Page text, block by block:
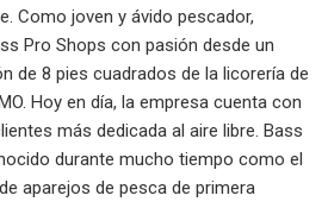
Como joven y ávido pescador,
Pro Shops con pasión desde un
de 8 pies cuadrados de la licorería de
Hoy en día, la empresa cuenta con
más dedicada al aire libre. Bass
durante mucho tiempo como el
aparejos de pesca de primera